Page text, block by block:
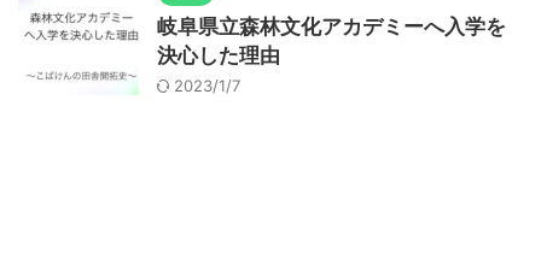
岐阜県立森林文化アカデミーへ入学を
決心した理由
2023/1/7